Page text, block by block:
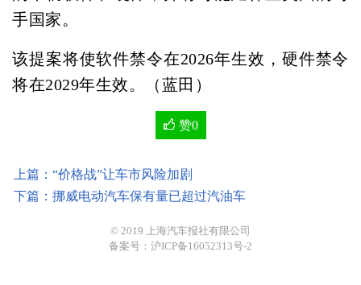
手国家。
该提案将使软件禁令在2026年生效，硬件禁令
将在2029年生效。（蓝田）
赞0
上篇：“价格战”让车市风险加剧
下篇：挪威电动汽车保有量已超过汽油车
© 2019 上海汽车报社有限公司
备案号：沪ICP备16052313号-2